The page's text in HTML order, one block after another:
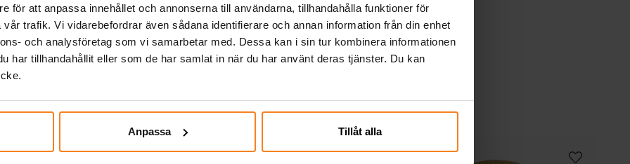
för att anpassa innehållet och annonserna till användarna, tillhandahålla funktioner för
trafik. Vi vidarebefordrar även sådana identifierare och annan information från din enhet
och analysföretag som vi samarbetar med. Dessa kan i sin tur kombinera informationen
har tillhandahållit eller som de har samlat in när du har använt deras tjänster. Du kan
Anpassa Tillåt alla
Relaterade produkter